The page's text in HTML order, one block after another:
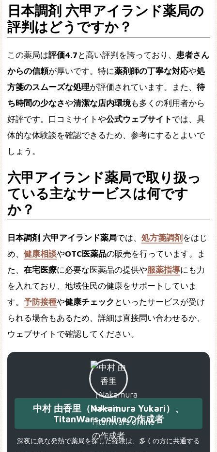
日本調剤 六甲アイランド薬局の
評判はどうですか？
この薬局は評価4.7 と高い評判を誇っており、 患者さん
からの信頼が厚いです。特に薬剤師の丁寧な対応や処
方箋のスムーズな処理が評価されています。また、 待
ち時間の少なさや清潔な店内環境も多くの利用者から
好評です。口コミサイトや公式ウェブサイト では、具
体的な体験談を確認できるため、参考にするとよいで
しょう。
六甲アイランド薬局で取り扱っ
ている主なサービスは何です
か？
日本調剤 六甲アイランド薬局では、 処方箋調剤 をはじ
め、 健康相談やOTC医薬品の販売を行っています。ま
た、 在宅医療に必要な医薬品の提供や服薬指導にも力
を入れており、地域住民の健康をサポートしていま
す。 予防接種や健康チェック といったサービスが受け
られる場合もあるため、詳細は直接問い合わせるか、
ウェブサイトで確認してください。
中村 由香里（Nakamura Yukari）、
TitanWars.onlineの作成者
深夜に急な発熱で薬局を探した経験は、多くの方に共通する